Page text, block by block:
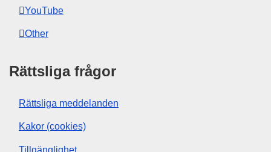
YouTube
Other
Rättsliga frågor
Rättsliga meddelanden
Kakor (cookies)
Tillgänglighet